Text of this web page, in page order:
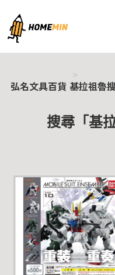
弘名文具百貨
弘名文具百貨 基拉祖魯
搜尋「基